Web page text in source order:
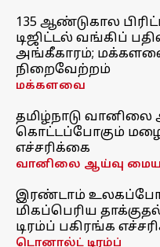
135 ஆண்டுகால
டிஜிட்டல் வங்கிப்
அங்கீகாரம்;
நிறைவேற்றம்
மக்களவை
தமிழ்நாடு
கொட்டப்போகும்
எச்சரிக்கை
வானிலை ஆய்வு
இரண்டாம்
மிகப்பெரிய
டிரம்ப் பகிரங்க
டொனால்ட் டிரம்ப்